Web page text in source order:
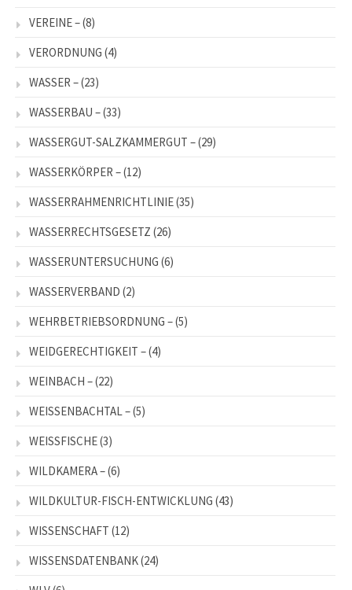
VEREINE –(8)
VERORDNUNG (4)
WASSER –(23)
WASSERBAU –(33)
WASSERGUT-SALZKAMMERGUT –(29)
WASSERKÖRPER –(12)
WASSERRAHMENRICHTLINIE(35)
WASSERRECHTSGESETZ (26)
WASSERUNTERSUCHUNG (6)
WASSERVERBAND (2)
WEHRBETRIEBSORDNUNG –(5)
WEIDGERECHTIGKEIT –(4)
WEINBACH –(22)
WEISSENBACHTAL –(5)
WEISSFISCHE(3)
WILDKAMERA –(6)
WILDKULTUR-FISCH-ENTWICKLUNG (43)
WISSENSCHAFT (12)
WISSENSDATENBANK(24)